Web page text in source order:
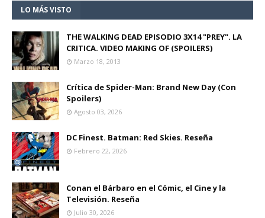
LO MÁS VISTO
THE WALKING DEAD EPISODIO 3X14 "PREY". LA
CRITICA. VIDEO MAKING OF (SPOILERS)
Marzo 18, 2013
Crítica de Spider-Man: Brand New Day (Con
Spoilers)
Agosto 03, 2026
DC Finest. Batman: Red Skies. Reseña
Febrero 22, 2026
Conan el Bárbaro en el Cómic, el Cine y la
Televisión. Reseña
Julio 30, 2026